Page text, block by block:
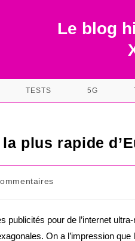
Le blog
TESTS 5G
plus rapide
publicités pour de l’internet
On a l’impression